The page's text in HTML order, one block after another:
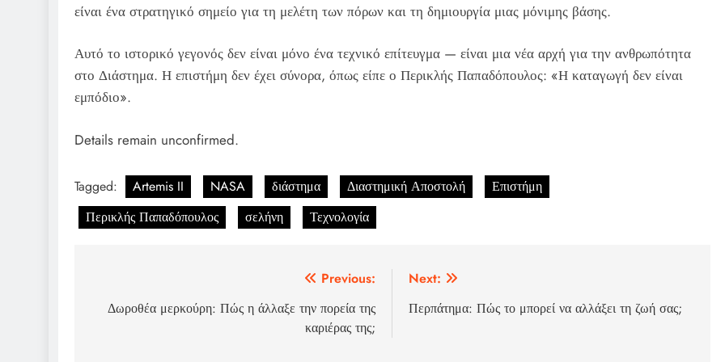
είναι ένα στρατηγικό σημείο για τη μελέτη των πόρων και τη δημιουργία μιας μόνιμης βάσης.
Αυτό το ιστορικό γεγονός δεν είναι μόνο ένα τεχνικό επίτευγμα — είναι μια νέα αρχή για την ανθρωπότητα
στο Διάστημα. Η επιστήμη δεν έχει σύνορα, όπως είπε ο Περικλής Παπαδόπουλος: «Η καταγωγή δεν είναι
εμπόδιο».
Details remain unconfirmed.
Tagged: Artemis II NASA διάστημα Διαστημική Αποστολή
Επιστήμη
Περικλής Παπαδόπουλος
σελήνη Τεχνολογία
navigation
Previous:
Δωροθέα μερκούρη: Πώς η άλλαξε την πορεία της
καριέρας της;
Next:
Περπάτημα: Πώς το μπορεί να αλλάξει τη ζωή σας;